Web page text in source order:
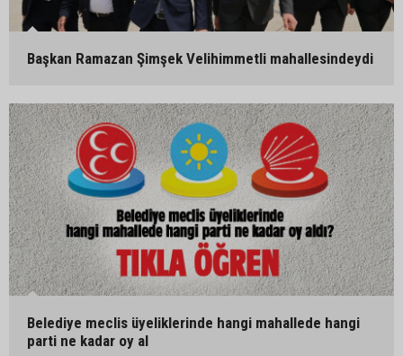
Başkan Ramazan Şimşek Velihimmetli mahallesindeydi
Belediye meclis üyeliklerinde hangi mahallede hangi
parti ne kadar oy al